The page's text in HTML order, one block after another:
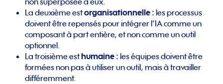
La deuxième estorganisationnelle : les processus
doivent être repensés pour intégrer l’IA comme un
composant à part entière, et non comme un outil
optionnel.
La troisième esthumaine : les équipes doivent être
formées non pas à utiliser un outil, mais à travailler
différemment.